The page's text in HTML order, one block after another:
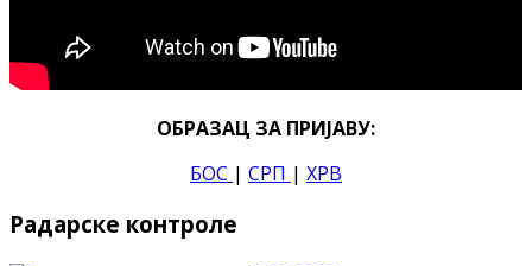
ОБРАЗАЦ ЗА ПРИЈАВУ:
БОС | СРП | ХРВ
Радарске контроле